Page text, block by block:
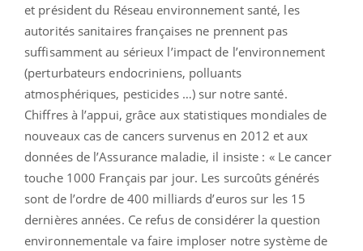
et président du Réseau environnement santé, les
autorités sanitaires françaises ne prennent pas
suffisamment au sérieux l’impact de l’environnement
(perturbateurs endocriniens, polluants
atmosphériques, pesticides …) sur notre santé.
Chiffres à l’appui, grâce aux statistiques mondiales de
nouveaux cas de cancers survenus en 2012 et aux
données de l’Assurance maladie, il insiste : « Le cancer
touche 1000 Français par jour. Les surcoûts générés
sont de l’ordre de 400 milliards d’euros sur les 15
dernières années. Ce refus de considérer la question
environnementale va faire imploser notre système de